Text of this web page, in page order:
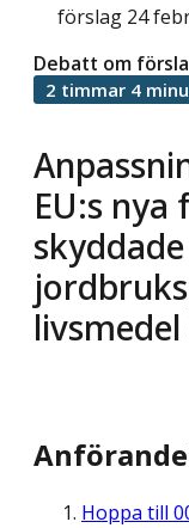
förslag 24
EU:s
Debatt om
2 timmar 4
Hoppa till